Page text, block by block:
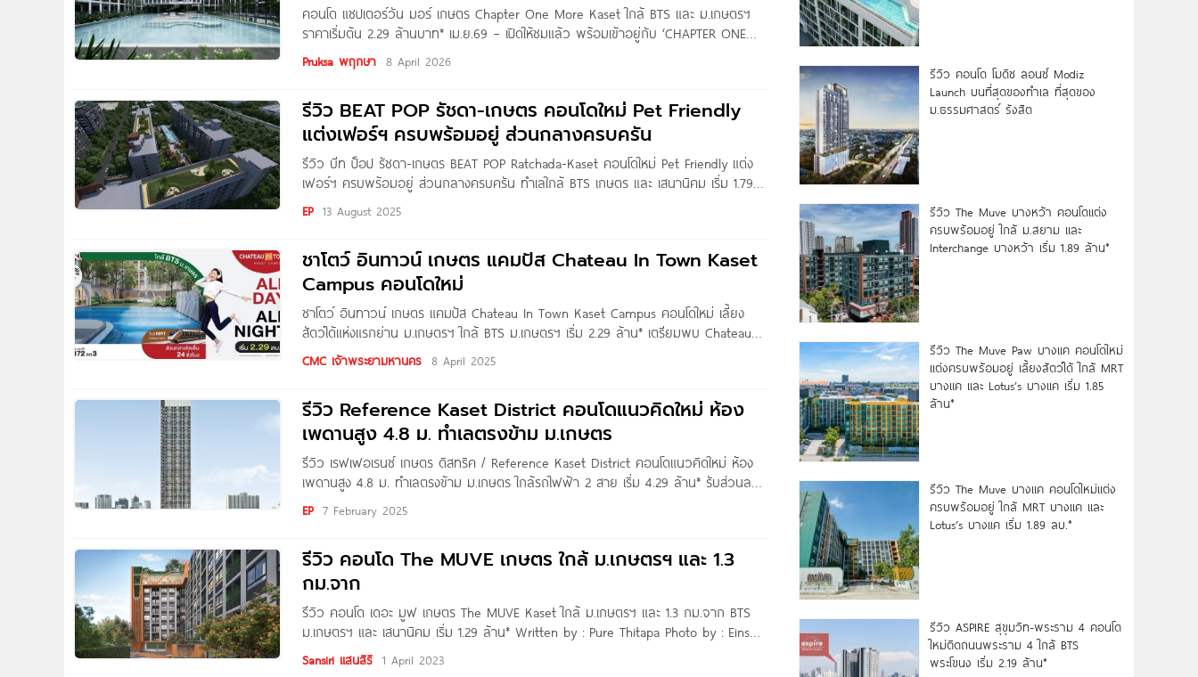
คอนโด แชปเตอร์วัน มอร์ เกษตร Chapter One More Kaset ใกล้ BTS และ ม.เกษตรฯ
ราคาเริ่มต้น 2.29 ล้านบาท* เม.ย.69 – เปิดให้ชมแล้ว พร้อมเข้าอยู่กับ ‘CHAPTER ONE
MORE KASET‘ คอนโดดีไซน์ Bauhaus ห้องใหญ่ ใกล้ ม.เกษตร และ BTS สถานี
Pruksa พฤกษา 8 April 2026
รีวิว BEAT POP รัชดา-เกษตร คอนโดใหม่ Pet Friendly
แต่งเฟอร์ฯ ครบพร้อมอยู่ ส่วนกลางครบครัน
รีวิว บีท ป็อป รัชดา-เกษตร BEAT POP Ratchada-Kaset คอนโดใหม่ Pet Friendly แต่ง
เฟอร์ฯ ครบพร้อมอยู่ ส่วนกลางครบครัน ทำเลใกล้ BTS เกษตร และ เสนานิคม เริ่ม 1.79
ล้านบาท* Written by : Nan Kanyaratthp สวัสดีเพื่อน ๆ Condonayoo ทุกคนค่ะ
EP 13 August 2025
ชาโตว์ อินทาวน์ เกษตร แคมปัส Chateau In Town Kaset
Campus คอนโดใหม่
ชาโตว์ อินทาวน์ เกษตร แคมปัส Chateau In Town Kaset Campus คอนโดใหม่ เลี้ยง
สัตว์ได้แห่งแรกย่าน ม.เกษตรฯ ใกล้ BTS ม.เกษตรฯ เริ่ม 2.29 ล้าน* เตรียมพบ Chateau In
Town เกษตร แคมปัส จาก บริษัท เจ้าพระยามหานคร จำกัด (มหาชน) คอนโดใหม่
CMC เจ้าพระยามหานคร 8 April 2025
รีวิว Reference Kaset District คอนโดแนวคิดใหม่ ห้อง
เพดานสูง 4.8 ม. ทำเลตรงข้าม ม.เกษตร
รีวิว เรฟเฟอเรนซ์ เกษตร ดิสทริค / Reference Kaset District คอนโดแนวคิดใหม่ ห้อง
เพดานสูง 4.8 ม. ทำเลตรงข้าม ม.เกษตร ใกล้รถไฟฟ้า 2 สาย เริ่ม 4.29 ล้าน* รับส่วนลด
พิเศษ 10,000 บ. เพียงแจ้ง CODE : RFKS-Condonayoo ก่อนจองได้เลยค่ะ เงื่อนไข จอง
ภายในเดือน
EP 7 February 2025
รีวิว คอนโด The MUVE เกษตร ใกล้ ม.เกษตรฯ และ 1.3
กม.จาก
รีวิว คอนโด เดอะ มูฟ เกษตร The MUVE Kaset ใกล้ ม.เกษตรฯ และ 1.3 กม.จาก BTS
ม.เกษตรฯ และ เสนานิคม เริ่ม 1.29 ล้าน* Written by : Pure Thitapa Photo by : Eins
Gannika
Sansiri แสนสิริ 1 April 2023
รีวิว คอนโด โมดิซ ลอนซ์ Modiz
Launch บนที่สุดของทำเล ที่สุดของ
ม.ธรรมศาสตร์ รังสิต
รีวิว The Muve บางหว้า คอนโดแต่ง
ครบพร้อมอยู่ ใกล้ ม.สยาม และ
Interchange บางหว้า เริ่ม 1.89 ล้าน*
รีวิว The Muve Paw บางแค คอนโดใหม่
แต่งครบพร้อมอยู่ เลี้ยงสัตว์ได้ ใกล้ MRT
บางแค และ Lotus’s บางแค เริ่ม 1.85
ล้าน*
รีวิว The Muve บางแค คอนโดใหม่แต่ง
ครบพร้อมอยู่ ใกล้ MRT บางแค และ
Lotus’s บางแค เริ่ม 1.89 ลบ.*
รีวิว ASPIRE สุขุมวิท-พระราม 4 คอนโด
ใหม่ติดถนนพระราม 4 ใกล้ BTS
พระโขนง เริ่ม 2.19 ล้าน*